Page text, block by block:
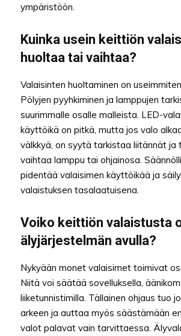
ympäristöön.
Kuinka usein keittiön
huoltaa tai vaihtaa?
Valaisinten huoltaminen on
Pölyjen pyyhkiminen ja lamppujen
suurimmalle osalle malleista. LED-
käyttöikä on pitkä, mutta jos valo
välkkyä, on syytä tarkistaa liitännät
vaihtaa lamppu tai ohjainosa.
pidentää valaisimen käyttöikää ja
valaistuksen tasalaatuisena.
Voiko keittiön valaistusta
älyjärjestelmän avulla?
Nykyään monet valaisimet toimivat
Niitä voi säätää sovelluksella,
liiketunnistimilla. Tällainen ohjaus tuo
arkeen ja auttaa myös säästämään
valot palavat vain tarvittaessa.